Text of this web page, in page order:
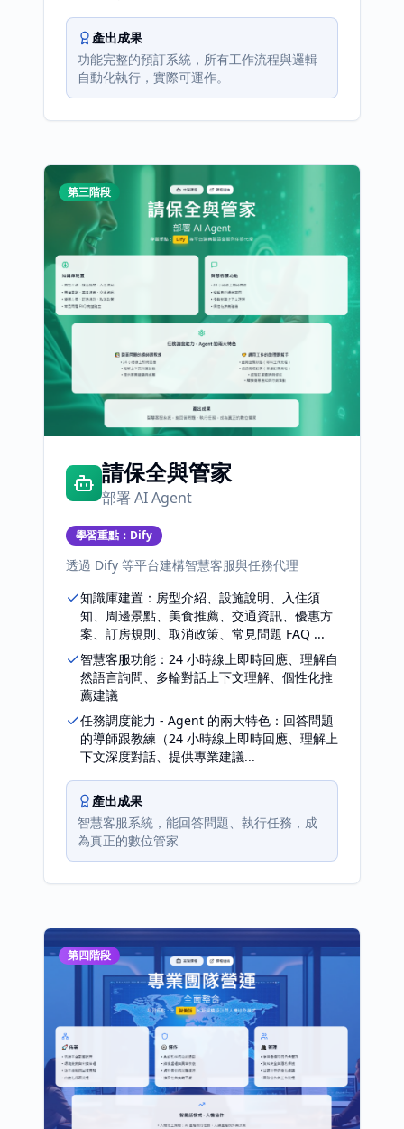
產出成果
功能完整的預訂系統，所有工作流程與邏輯
自動化執行，實際可運作。
第三階段
請保全與管家
部署 AI Agent
學習重點： Dify
透過 Dify 等平台建構智慧客服與任務代理
知識庫建置：房型介紹、設施說明、入住須
知、周邊景點、美食推薦、交通資訊、優惠方
案、訂房規則、取消政策、常見問題 FAQ ...
智慧客服功能：24 小時線上即時回應、理解自
然語言詢問、多輪對話上下文理解、個性化推
薦建議
任務調度能力 - Agent 的兩大特色：回答問題
的導師跟教練（24 小時線上即時回應、理解上
下文深度對話、提供專業建議...
產出成果
智慧客服系統，能回答問題、執行任務，成
為真正的數位管家
第四階段